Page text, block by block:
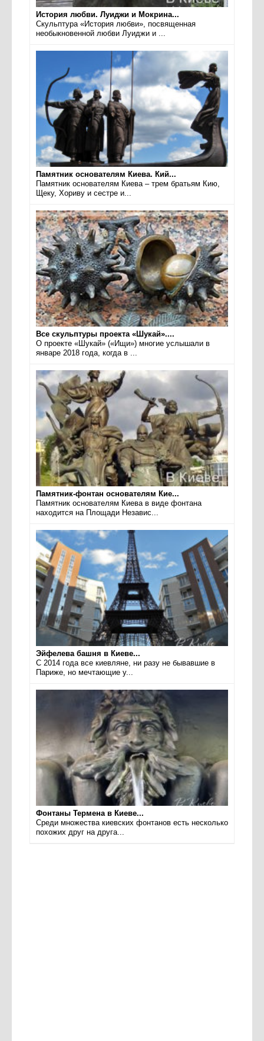
История любви. Луиджи и Мокрина...
Скульптура «История любви», посвященная
необыкновенной любви Луиджи и ...
Памятник основателям Киева. Кий...
Памятник основателям Киева – трем братьям Кию,
Щеку, Хориву и сестре и...
Все скульптуры проекта «Шукай»....
О проекте «Шукай» («Ищи») многие услышали в
январе 2018 года, когда в ...
Памятник-фонтан основателям Кие...
Памятник основателям Киева в виде фонтана
находится на Площади Независ...
Эйфелева башня в Киеве...
С 2014 года все киевляне, ни разу не бывавшие в
Париже, но мечтающие у...
Фонтаны Термена в Киеве...
Среди множества киевских фонтанов есть несколько
похожих друг на друга...